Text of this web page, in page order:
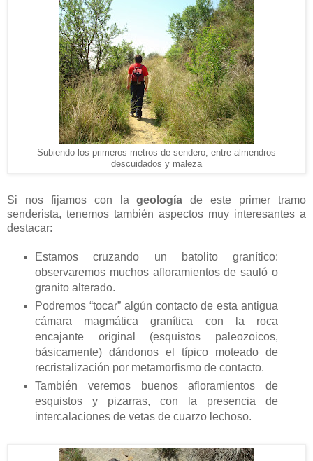
Subiendo los primeros metros de sendero, entre almendros
descuidados y maleza
Si nos fijamos con lageología de este primer tramo
senderista, tenemos también aspectos muy interesantes a
destacar:
Estamos cruzando un batolito granítico:
observaremos muchos afloramientos de sauló o
granito alterado.
Podremos “tocar” algún contacto de esta antigua
cámara magmática granítica con la roca
encajante original (esquistos paleozoicos,
básicamente) dándonos el típico moteado de
recristalización por metamorfismo de contacto.
También veremos buenos afloramientos de
esquistos y pizarras, con la presencia de
intercalaciones de vetas de cuarzo lechoso.